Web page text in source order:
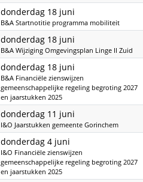
donderdag 18 juni
B&A Startnotitie programma mobiliteit
donderdag 18 juni
B&A Wijziging Omgevingsplan Linge II Zuid
donderdag 18 juni
B&A Financiële zienswijzen
gemeenschappelijke regeling begroting 2027
en jaarstukken 2025
donderdag 11 juni
I&O Jaarstukken gemeente Gorinchem
donderdag 4 juni
I&O Financiële zienswijzen
gemeenschappelijke regeling begroting 2027
en jaarstukken 2025